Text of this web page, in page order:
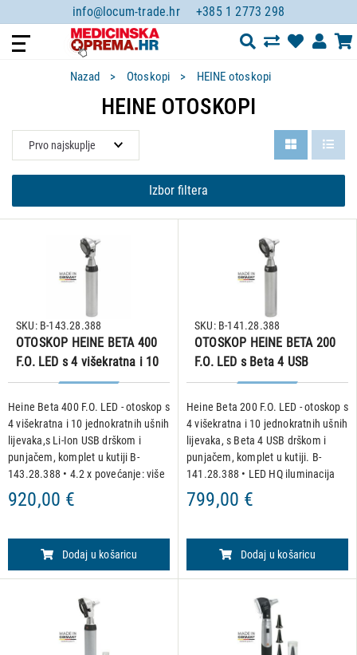
info@locum-trade.hr +385 1 2773 298
Nazad Otoskopi HEINE otoskopi
HEINE OTOSKOPI
Izbor filtera
OTOSKOP HEINE BETA 400
F.O. LED s 4 višekratna i 10
jednokratnih ušnih lijevaka,
s Li-Ion USB drškom i
punjačem
Heine Beta 400 F.O. LED - otoskop s
4 višekratna i 10 jednokratnih ušnih
lijevaka,s Li-Ion USB drškom i
punjačem, komplet u kutiji B-
143.28.388 • 4.2 x povećanje: više
detalja anatomskih struktura i lako
prepoznavanje stranih tijela •
SKU: B-143.28.388
920,00 €
Dodaj u košaricu
OTOSKOP HEINE BETA 200
F.O. LED s Beta 4 USB
drškom i punjačem
Heine Beta 200 F.O. LED - otoskop s
4 višekratna i 10 jednokratnih ušnih
lijevaka, s Beta 4 USB drškom i
punjačem, komplet u kutiji. B-
141.28.388 • LED HQ iluminacija
daje optimalan intenzitet svjetla,
homogenost i reprodukciju boje •
SKU: B-141.28.388
799,00 €
Dodaj u košaricu